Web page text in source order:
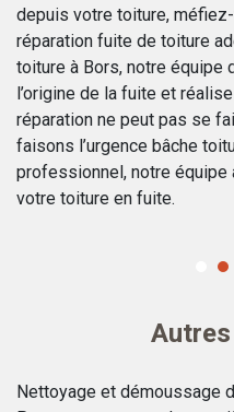
depuis votre toiture,
réparation fuite de toiture
toiture à Bors, notre équipe
l’origine de la fuite et
réparation ne peut pas se
faisons l’urgence bâche
professionnel, notre équipe
votre toiture en fuite.
Nettoyage et démoussage